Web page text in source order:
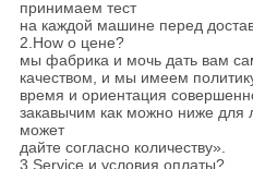
принимаем тест
на каждой машине перед
2.How о цене?
мы фабрика и мочь дать вам
качеством, и мы имеем
время и ориентация
закавычим как можно ниже для
может
дайте согласно количеству».
3.Service и условия оплаты?